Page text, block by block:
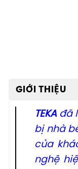
GIỚI THIỆU
TEKA đã
bị nhà
của
nghệ